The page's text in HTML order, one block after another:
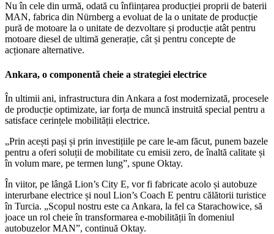
Nu în cele din urmă, odată cu înființarea producției proprii de baterii
MAN, fabrica din Nürnberg a evoluat de la o unitate de producție
pură de motoare la o unitate de dezvoltare și producție atât pentru
motoare diesel de ultimă generație, cât și pentru concepte de
acționare alternative.
Ankara, o componentă cheie a strategiei electrice
În ultimii ani, infrastructura din Ankara a fost modernizată, procesele
de producție optimizate, iar forța de muncă instruită special pentru a
satisface cerințele mobilității electrice.
„Prin acești pași și prin investițiile pe care le-am făcut, punem bazele
pentru a oferi soluții de mobilitate cu emisii zero, de înaltă calitate și
în volum mare, pe termen lung”, spune Oktay.
În viitor, pe lângă Lion’s City E, vor fi fabricate acolo și autobuze
interurbane electrice și noul Lion’s Coach E pentru călătorii turistice
în Turcia. „Scopul nostru este ca Ankara, la fel ca Starachowice, să
joace un rol cheie în transformarea e-mobilității în domeniul
autobuzelor MAN”, continuă Oktay.